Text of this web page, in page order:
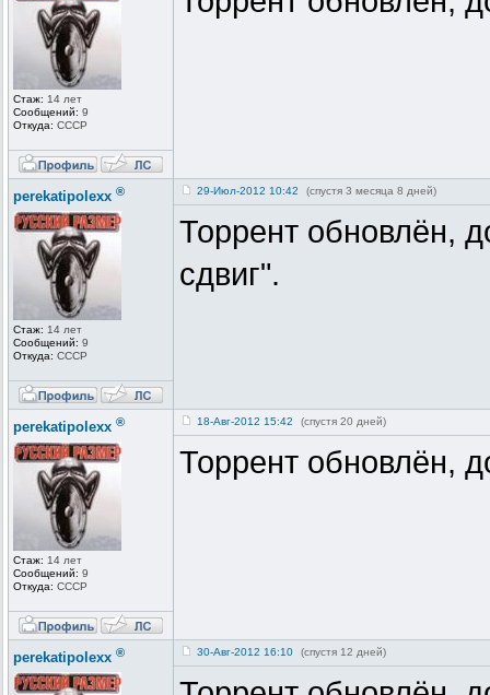
Стаж: 14 лет
Сообщений: 9
Откуда: СССР
perekatipolexx ®
Стаж: 14 лет
Сообщений: 9
Откуда: СССР
29-Июл-2012 10:42 (спустя 3 месяца 8 дней)
Торрент обновлён,
сдвиг".
perekatipolexx ®
Стаж: 14 лет
Сообщений: 9
Откуда: СССР
18-Авг-2012 15:42 (спустя 20 дней)
Торрент обновлён,
perekatipolexx ® 30-Авг-2012 16:10 (спустя 12 дней)